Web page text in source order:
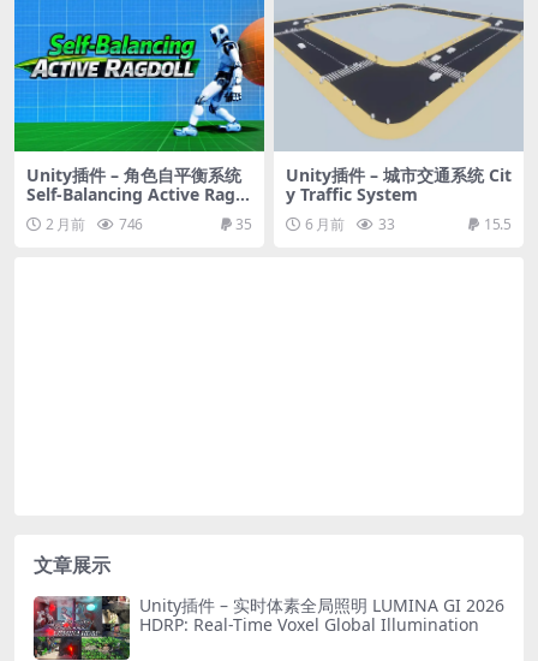
Unity插件 – 角色自平衡系统
Self-Balancing Active Ragd
oll 2 月前 746 35
Unity插件 – 城市交通系统 Cit
y Traffic System
6 月前 33 15.5
文章展示
Unity插件 – 实时体素全局照明 LUMINA GI 2026
HDRP: Real-Time Voxel Global Illumination